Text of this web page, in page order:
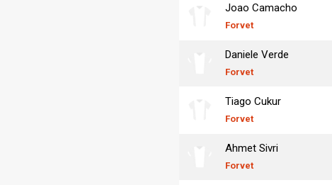
Joao Camacho
Forvet
Daniele Verde
Forvet
Tiago Cukur
Forvet
Ahmet Sivri
Forvet